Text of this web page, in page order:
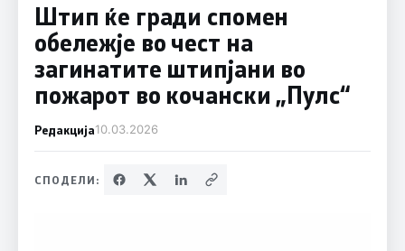
Штип ќе гради спомен
обележје во чест на
загинатите штипјани во
пожарот во кочански „Пулс“
Редакција10.03.2026
СПОДЕЛИ: